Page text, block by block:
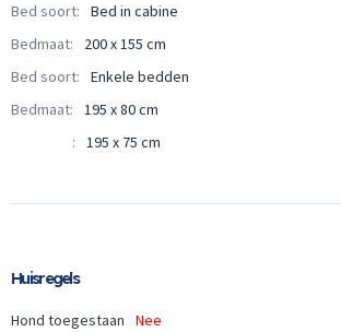
Bed soort:
Bed in cabine
Bedmaat:
200 x 155 cm
Bed soort:
Enkele bedden
Bedmaat:
195 x 80 cm
:
195 x 75 cm
Huisregels
Hond toegestaan
Nee